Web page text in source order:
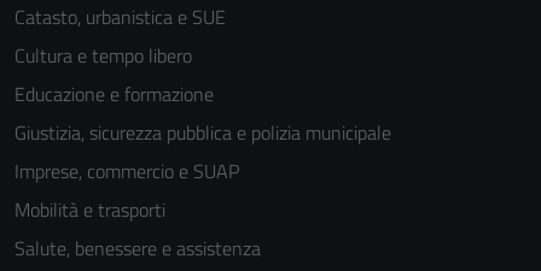
Catasto, urbanistica e SUE
Cultura e tempo libero
Educazione e formazione
Giustizia, sicurezza pubblica e polizia municipale
Imprese, commercio e SUAP
Mobilità e trasporti
Salute, benessere e assistenza